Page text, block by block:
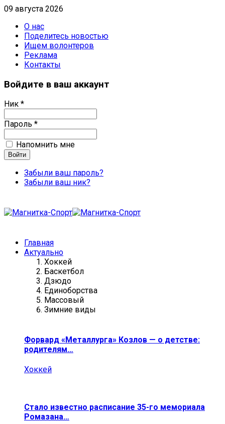
09 августа 2026
О нас
Поделитесь новостью
Ищем волонтеров
Реклама
Контакты
Войдите в ваш аккаунт
Ник *
Пароль *
Напомнить мне
Забыли ваш пароль?
Забыли ваш ник?
Главная
Актуально
Хоккей
Баскетбол
Дзюдо
Единоборства
Массовый
Зимние виды
Форвард «Металлурга» Козлов — о детстве:
родителям…
Хоккей
Стало известно расписание 35-го мемориала
Ромазана…